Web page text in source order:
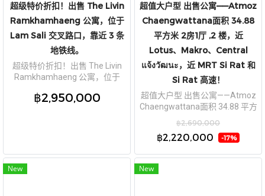
超级特价折扣！出售 The Livin
Ramkhamhaeng 公寓，位于
Lam Sali 交叉路口，靠近 3 条
地铁线。
超级特价折扣！出售 The Livin
Ramkhamhaeng 公寓，位于
铁线。
฿2,950,000
超值大户型 出售公寓——Atmoz
Chaengwattana面积 34.88
平方米 2房1厅 ,2 楼，近
Lotus、Makro、Central
แจ้งวัฒนะ，近 MRT Si Rat 和
Si Rat 高速！
超值大户型 出售公寓——Atmoz
Chaengwattana面积 34.88 平方
Makro、Central แจ้งวัฒนะ，近
MRT Si Rat 和 Si Rat 高速！
฿2,690,000
฿2,220,000 -17%
New New